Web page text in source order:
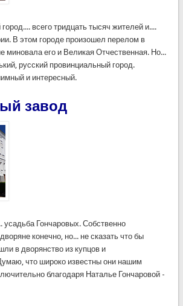
всего тридцать тысяч жителей и....
В этом городе произошел перелом в
миновала его и Великая Отчественная. Но...
русский провинциальный город.
и интересный.
завод
усадьба Гончаровых. Собственно
конечно, но... не сказать что бы
в дворянство из купцов и
что широко известны они нашим
благодаря Наталье Гончаровой -